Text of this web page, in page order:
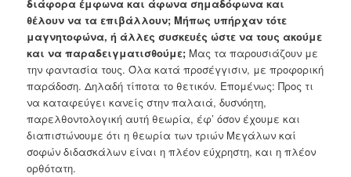
διάφορα έμφωνα και άφωνα σημαδόφωνα και
θέλουν να τα επιβάλλουν; Μήπως υπήρχαν τότε
μαγνητοφώνα, ή άλλες συσκευές ώστε να τους ακούμε
και να παραδειγματισθούμε; Μας τα παρουσιάζουν με
την φαντασία τους. Όλα κατά προσέγγισιν, με προφορική
παράδοση. Δηλαδή τίποτα το θετικόν. Επομένως: Προς τι
να καταφεύγει κανείς στην παλαιά, δυσνόητη,
παρελθοντολογική αυτή θεωρία, έφ’ όσον έχουμε και
διαπιστώνουμε ότι η θεωρία των τριών Μεγάλων καί
σοφών διδασκάλων είναι η πλέον εύχρηστη, και η πλέον
ορθότατη.